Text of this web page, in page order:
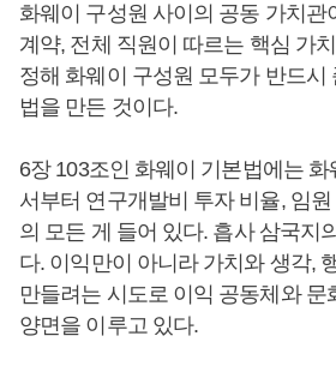
화웨이 구성원 사이의 공동 가치관
계약, 전체 직원이 따르는 핵심 가
정해 화웨이 구성원 모두가 반드시
법을 만든 것이다.
6장 103조인 화웨이 기본법에는 화
서부터 연구개발비 투자 비율, 임원
의 모든 게 들어 있다. 흡사 삼국지
다. 이익만이 아니라 가치와 생각,
만들려는 시도로 이익 공동체와 문
양면을 이루고 있다.